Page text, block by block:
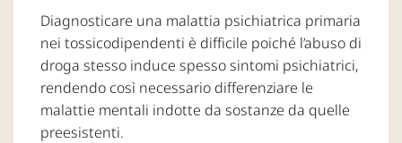
Diagnosticare una malattia psichiatrica primaria
nei tossicodipendenti è difficile poiché l’abuso di
droga stesso induce spesso sintomi psichiatrici,
rendendo così necessario differenziare le
malattie mentali indotte da sostanze da quelle
preesistenti.